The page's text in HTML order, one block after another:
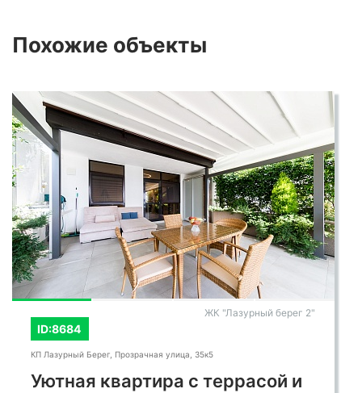
Похожие объекты
ID:8684
ЖК "Лазурный берег 2"
КП Лазурный Берег, Прозрачная улица, 35к5
Уютная квартира с террасой и